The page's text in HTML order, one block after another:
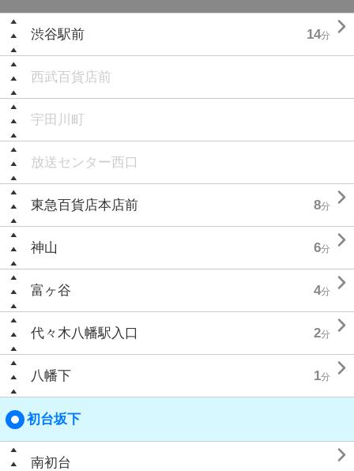
渋谷駅前 14分 
西武百貨店前
宇田川町
放送センター西口
東急百貨店本店前 8分 
神山 6分 
富ヶ谷 4分 
代々木八幡駅入口 2分 
八幡下 1分 
初台坂下
南初台 